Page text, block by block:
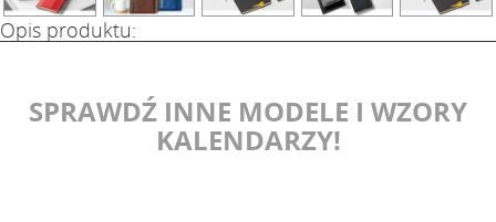
Opis produktu:
SPRAWDŹ INNE MODELE I WZORY
KALENDARZY!